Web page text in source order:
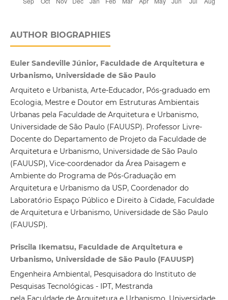
AUTHOR BIOGRAPHIES
Euler Sandeville Júnior, Faculdade de Arquitetura e
Urbanismo, Universidade de São Paulo
Arquiteto e Urbanista, Arte-Educador, Pós-graduado em
Ecologia, Mestre e Doutor em Estruturas Ambientais
Urbanas pela Faculdade de Arquitetura e Urbanismo,
Universidade de São Paulo (FAUUSP). Professor Livre-
Docente do Departamento de Projeto da Faculdade de
Arquitetura e Urbanismo, Universidade de São Paulo
(FAUUSP), Vice-coordenador da Área Paisagem e
Ambiente do Programa de Pós-Graduação em
Arquitetura e Urbanismo da USP, Coordenador do
Laboratório Espaço Público e Direito à Cidade, Faculdade
de Arquitetura e Urbanismo, Universidade de São Paulo
(FAUUSP).
Priscila Ikematsu, Faculdade de Arquitetura e
Urbanismo, Universidade de São Paulo (FAUUSP)
Engenheira Ambiental, Pesquisadora do Instituto de
Pesquisas Tecnológicas - IPT, Mestranda